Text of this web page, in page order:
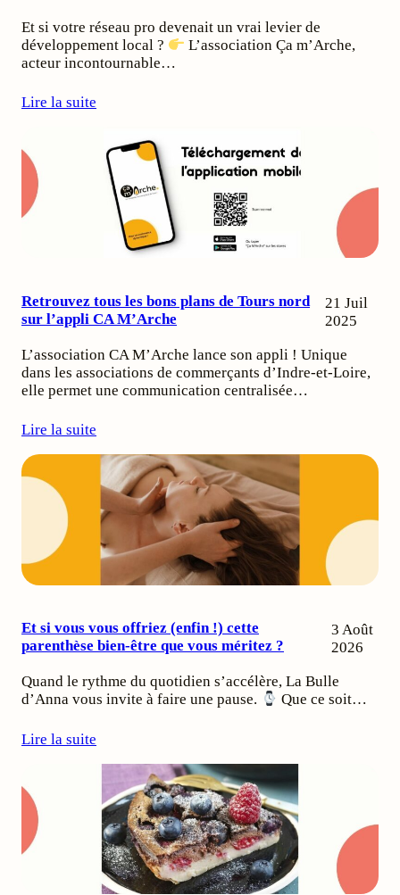
Et si votre réseau pro devenait un vrai levier de
développement local ?
L’association Ça m’Arche,
acteur incontournable…
Lire la suite
Retrouvez tous les bons plans de Tours nord
sur l’appli CA M’Arche
21 Juil
2025
L’association CA M’Arche lance son appli ! Unique
dans les associations de commerçants d’Indre-et-Loire,
elle permet une communication centralisée…
Lire la suite
Et si vous vous offriez (enfin !) cette
parenthèse bien-être que vous méritez ?
3 Août
2026
Quand le rythme du quotidien s’accélère, La Bulle
d’Anna vous invite à faire une pause.
Que ce soit…
Lire la suite